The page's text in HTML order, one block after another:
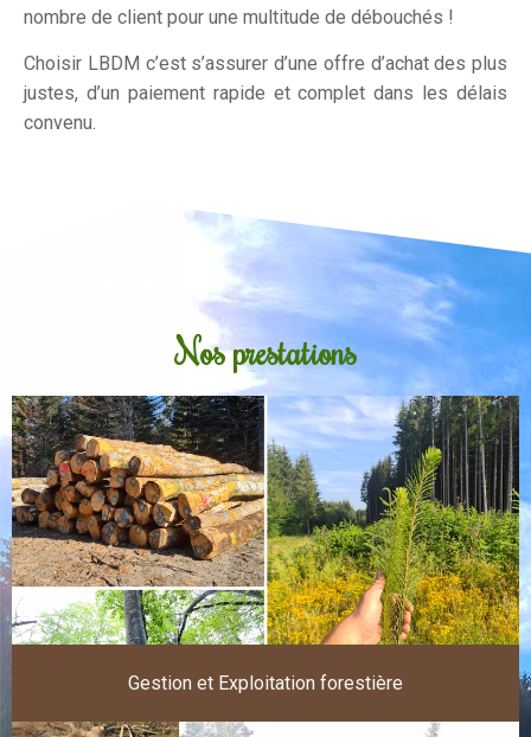
nombre de client pour une multitude de débouchés !
Choisir LBDM c’est s’assurer d’une offre d’achat des plus
justes, d’un paiement rapide et complet dans les délais
convenu.
Nos prestations
Gestion et Exploitation forestière